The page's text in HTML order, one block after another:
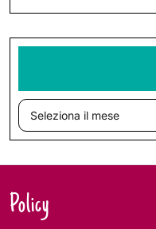
Archivi
Policy